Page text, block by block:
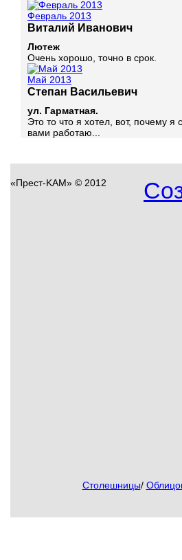
Февраль 2013
Виталий Иванович
Лютеж
Очень хорошо, точно в срок.
Май 2013
Степан Васильевич
ул. Гарматная.
Это то что я хотел, вот, почему я с
вами работаю...
«Прест-KAM» © 2012
Столешницы/